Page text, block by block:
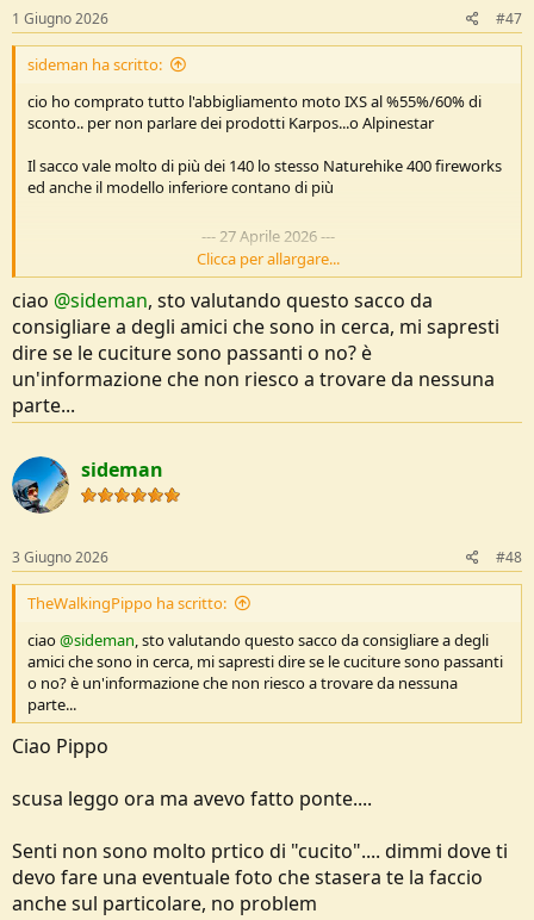
s
:
1 Giugno 2026 #47
sideman ha scritto:
cio ho comprato tutto l'abbigliamento moto IXS al %55%/60% di
sconto.. per non parlare dei prodotti Karpos...o Alpinestar
Il sacco vale molto di più dei 140 lo stesso Naturehike 400 fireworks
ed anche il modello inferiore contano di più
--- 27 Aprile 2026---
Di rientro dai 1.100 Km in moto, piccola recensione del sacco Fjern
Abbiamo dormito venerdi sera ai bordi del lago di Campotosto,
altezza 1.340 metri, temperatura minima controllata -1 grado
Assolutamente soddisfatto
Avevo un materassino Forclaz che un rate da 1.5 a cui ho aggiunto
Un sacco lenzuolo in cotone sempre Deca
La tenda era quella da 29 euro del Deca, che per la moto la
preferisco alla mia UL da trekking in quanto posso stivare dentro
tutto l'abbigliamento moto, caschi borsone ecc... e del peso mi frega
previsione c'è una Simond MT500 oppure devo decidere se andare
su tende più tecniche 4 stagione come Husky o Hannah)
Infine addosso avevo la maniche lunghe in merino forclaz e sopra
Devo dire che sono stato bene, ho avuto solo leggermente freddo
perchè mi entrava dalla zona collo, che mi ero dimenticato di
chiudere il cordino, quando l'ho fatto alla fine sono stato molto
bene e ricordo che è un +2 di confort.
Quindi spesa assolutamente eccellente, per quanto mi riguarda,
notte mi sono svegliato che avevo caldo mi sono dovuto togliere i
calzini e sono rimasto solo con la Merino indossata
Vedi l'allegato 276784
Clicca per allargare...
ciao @sideman, sto valutando questo sacco da
consigliare a degli amici che sono in cerca, mi sapresti
dire se le cuciture sono passanti o no? è
un'informazione che non riesco a trovare da nessuna
parte...
sideman
3 Giugno 2026 #48
TheWalkingPippo ha scritto:
ciao@sideman, sto valutando questo sacco da consigliare a degli
amici che sono in cerca, mi sapresti dire se le cuciture sono passanti
o no? è un'informazione che non riesco a trovare da nessuna
parte...
Ciao Pippo
scusa leggo ora ma avevo fatto ponte....
Senti non sono molto prtico di "cucito".... dimmi dove ti
devo fare una eventuale foto che stasera te la faccio
anche sul particolare, no problem